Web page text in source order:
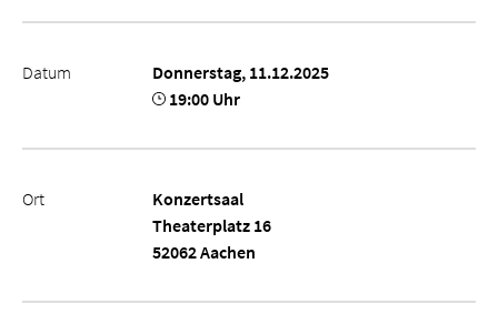
Datum
Donnerstag, 11.12.2025
19:00 Uhr
Ort
Konzertsaal
Theaterplatz 16
52062 Aachen